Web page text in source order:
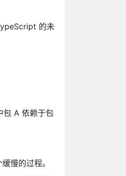
的未
包 A 依赖于包
慢的过程。